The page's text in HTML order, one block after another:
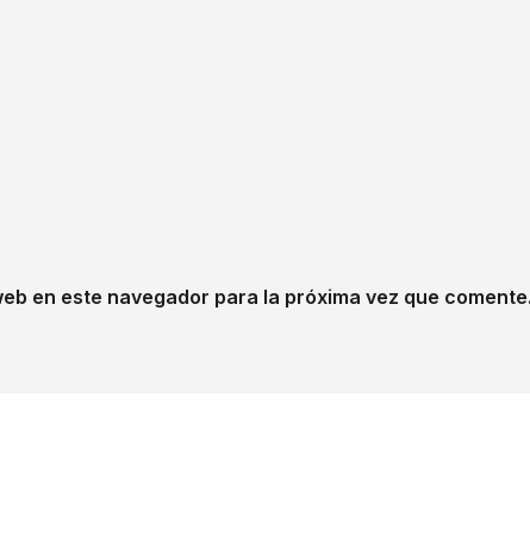
en este navegador para la próxima vez que